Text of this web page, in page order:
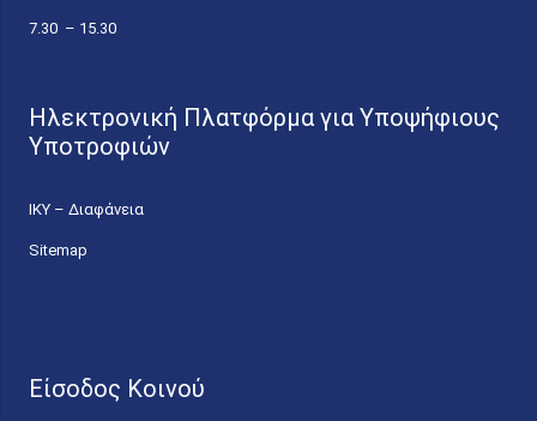
7.30 – 15.30
Ηλεκτρονική Πλατφόρμα για Υποψήφιους
Υποτροφιών
ΙΚΥ – Διαφάνεια
Sitemap
Είσοδος Κοινού